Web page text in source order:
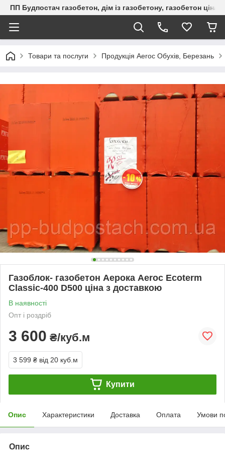
ПП Будпостач газобетон, дім із газобетону, газобетон
Товари та послуги Продукція Aeroc Обухів, Березань
Газоблок- газобетон Аерока Aeroc Ecoterm
Classic-400 D500 ціна з доставкою
В наявності
Опт і роздріб
3 600 ₴/куб.м
3 599 ₴ від 20 куб.м
Купити
Опис Характеристики Доставка Оплата Умови
Опис